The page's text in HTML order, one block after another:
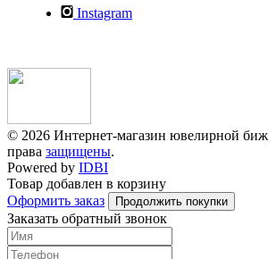
Instagram
© 2026 Интернет-магазин ювелирной
права защищены.
Powered by IDBI
Товар добавлен в корзину
Оформить заказ
Продолжить покупки
Заказать обратный звонок